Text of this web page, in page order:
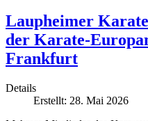
Laupheimer
der
Frankfurt
Details
Erstellt: 28. Mai 2026